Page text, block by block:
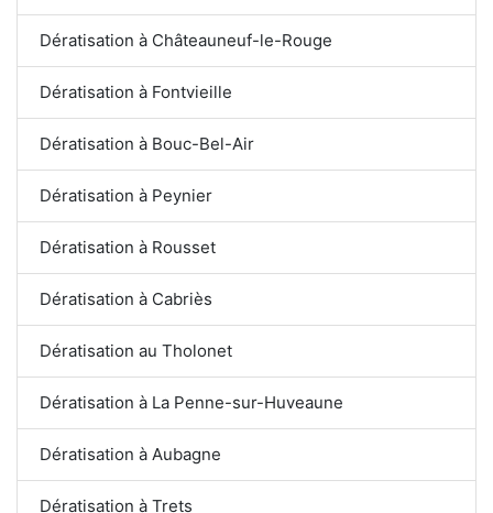
Dératisation à Châteauneuf-le-Rouge
Dératisation à Fontvieille
Dératisation à Bouc-Bel-Air
Dératisation à Peynier
Dératisation à Rousset
Dératisation à Cabriès
Dératisation au Tholonet
Dératisation à La Penne-sur-Huveaune
Dératisation à Aubagne
Dératisation à Trets